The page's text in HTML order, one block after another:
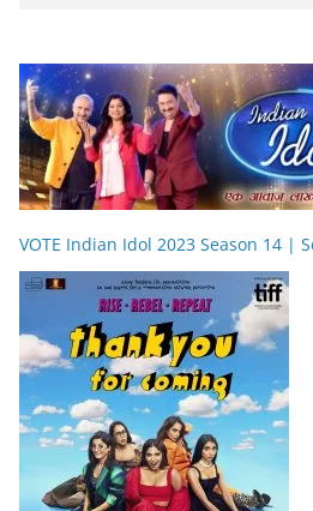
VOTE Indian Idol 2023 Season 14 |